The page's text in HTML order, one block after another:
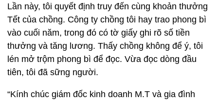
Lần này, tôi quyết định truy đến cùng khoản thưởng
Tết của chồng. Công ty chồng tôi hay trao phong bì
vào cuối năm, trong đó có tờ giấy ghi rõ số tiền
thưởng và tăng lương. Thấy chồng không để ý, tôi
lén mở trộm phong bì để đọc. Vừa đọc dòng đầu
tiên, tôi đã sững người.
“Kính chúc giám đốc kinh doanh M.T và gia đình